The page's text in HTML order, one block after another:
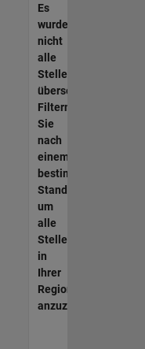
Es
wurden
nicht
alle
Stellen
übersetzt.
Filtern
Sie
nach
einem
bestimmten
Standort,
um
alle
Stellenangebote
in
Ihrer
Region
anzuzeigen.